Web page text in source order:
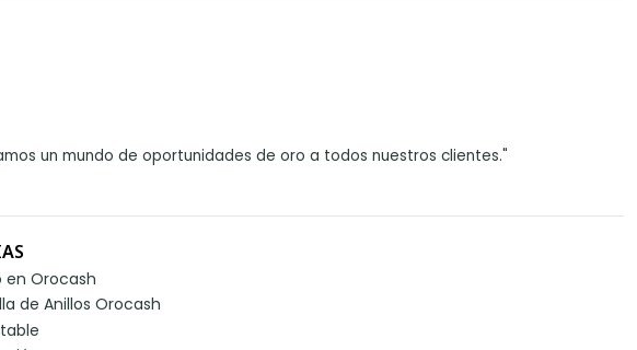
un mundo de oportunidades de oro a todos nuestros clientes."
en Orocash
de Anillos Orocash